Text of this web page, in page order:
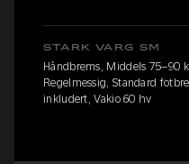
STARK VARG SM
Håndbrems, Middels 75–90
Regelmessig, Standard
inkludert, Vakio 60 hv